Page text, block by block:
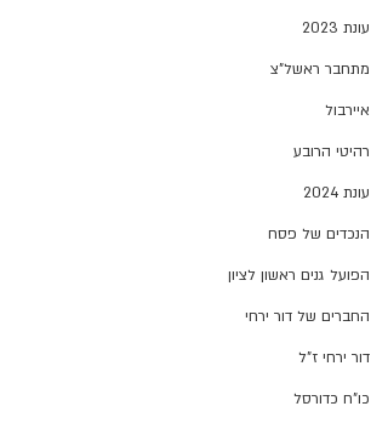
עונת 2023
מתחבר ראשל"צ
איירבול
רהיטי הרובע
עונת 2024
הנכדים של פסח
הפועל גנים ראשון לציון
החברים של דור ירחי
דור ירחי ז"ל
כו"ח כדורסל